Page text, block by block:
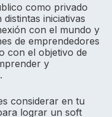
como privado
iniciativas
con el mundo y
de emprendedores
con el objetivo de
y
considerar en tu
lograr un soft